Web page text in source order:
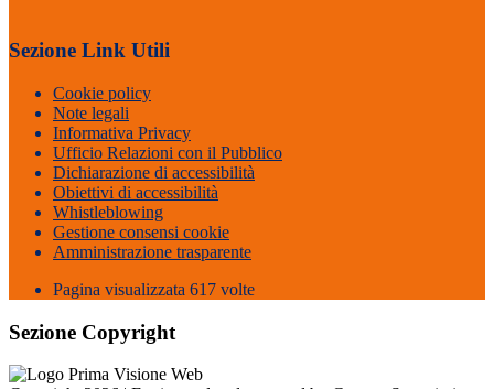
Sezione Link Utili
Cookie policy
Note legali
Informativa Privacy
Ufficio Relazioni con il Pubblico
Dichiarazione di accessibilità
Obiettivi di accessibilità
Whistleblowing
Gestione consensi cookie
Amministrazione trasparente
Pagina visualizzata 617 volte
Sezione Copyright